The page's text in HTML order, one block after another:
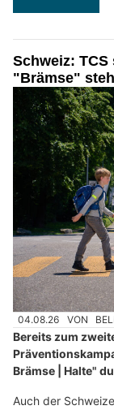
Schweiz:
"Brämse"
04.08.26 VON
Bereits zum
Brämse | Halte"
Auch der